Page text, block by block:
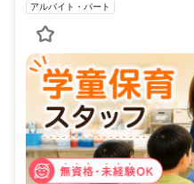
アルバイト・パート